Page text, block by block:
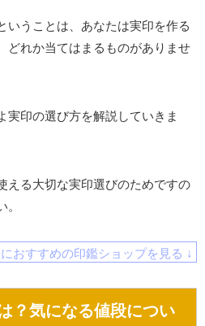
いうことは、あなたは実印を作る
どれか当てはまるものがありませ
実印の選び方を解説していきま
える大切な実印選びのためですの
おすすめの印鑑ショップを見る ↓
？気になる値段につい